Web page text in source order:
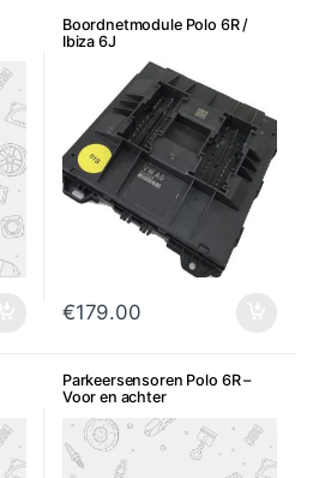
Boordnetmodule Polo 6R /
Ibiza 6J
€179.00
Parkeersensoren Polo 6R –
Voor en achter